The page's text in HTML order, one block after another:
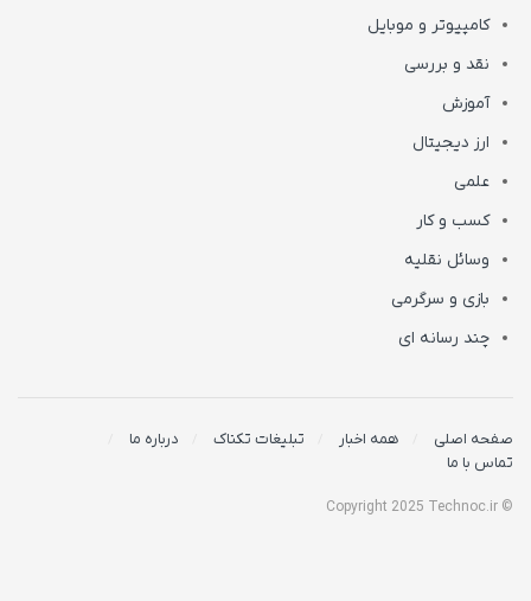
کامپیوتر و موبایل
نقد و بررسی
آموزش
ارز دیجیتال
علمی
کسب و کار
وسائل نقلیه
بازی و سرگرمی
چند رسانه ای
صفحه اصلی همه اخبار تبلیغات تکناک
درباره ما
تماس با ما
© Copyright 2025 Technoc.ir